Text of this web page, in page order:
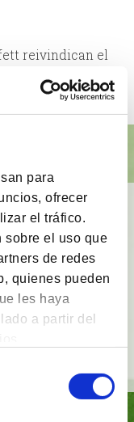
para
ofrecer
el tráfico.
sobre el uso que
de redes
quienes pueden
les haya
a partir del
reivindican el
acompañar
de
y
financiera